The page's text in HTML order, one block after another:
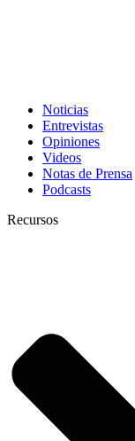
Noticias
Entrevistas
Opiniones
Videos
Notas de Prensa
Podcasts
Recursos